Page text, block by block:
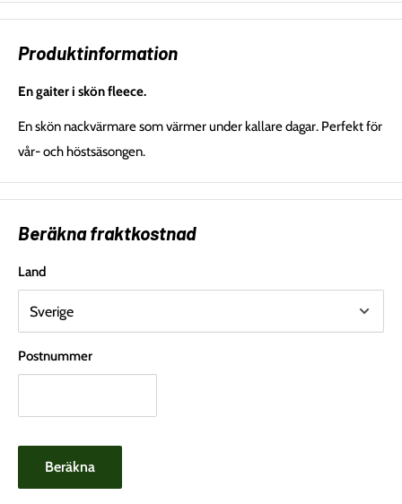
Produktinformation
En gaiter i skön fleece.
En skön nackvärmare som värmer under kallare dagar. Perfekt för
vår- och höstsäsongen.
Beräkna fraktkostnad
Land
Postnummer
Beräkna